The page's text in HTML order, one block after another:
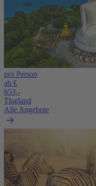
pro Person
ab €
653,-
Thailand
Alle Angebote